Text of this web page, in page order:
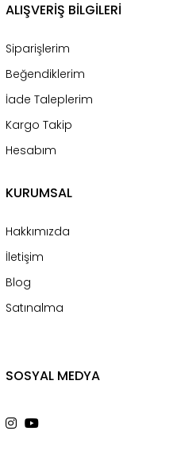
ALIŞVERİŞ BİLGİLERİ
Siparişlerim
Beğendiklerim
İade Taleplerim
Kargo Takip
Hesabım
KURUMSAL
Hakkımızda
İletişim
Blog
Satınalma
SOSYAL MEDYA